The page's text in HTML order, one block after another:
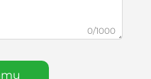
0/1000